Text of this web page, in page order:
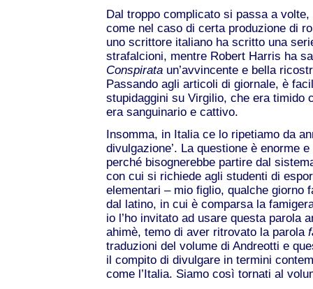
Dal troppo complicato si passa a
come nel caso di certa produzione di
uno scrittore italiano ha scritto una
strafalcioni, mentre Robert Harris ha
Conspirata un’avvincente e bella
Passando agli articoli di giornale, è
stupidaggini su Virgilio, che era timido
era sanguinario e cattivo.
Insomma, in Italia ce lo ripetiamo da
divulgazione’. La questione è enorme
perché bisognerebbe partire dal
con cui si richiede agli studenti di
elementari – mio figlio, qualche giorno
dal latino, in cui è comparsa la
io l’ho invitato ad usare questa parola
ahimè, temo di aver ritrovato la parola
traduzioni del volume di Andreotti e
il compito di divulgare in termini
come l’Italia. Siamo così tornati al